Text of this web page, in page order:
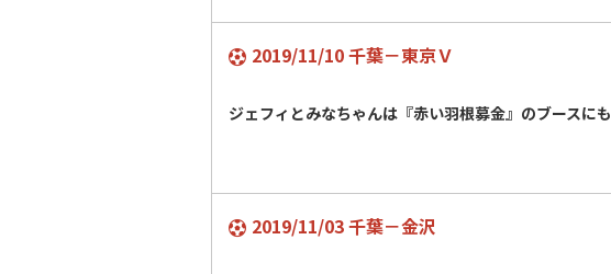
2019/11/10 千葉－東京Ｖ
ジェフィとみなちゃんは『赤い羽根募金』のブースにも
2019/11/03 千葉－金沢